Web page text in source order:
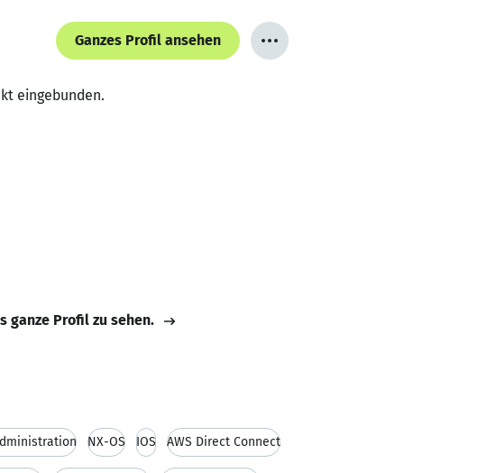
Ganzes Profil ansehen
eingebunden.
ganze Profil zu sehen.
NX-OS IOS AWS Direct Connect